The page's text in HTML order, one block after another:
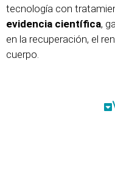
tecnología con
evidencia científica,
en la recuperación, el
cuerpo.